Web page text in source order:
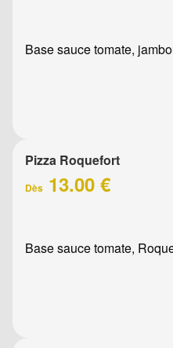
Base sauce tomate,
Pizza Roquefort
Dès 13.00 €
Base sauce tomate,